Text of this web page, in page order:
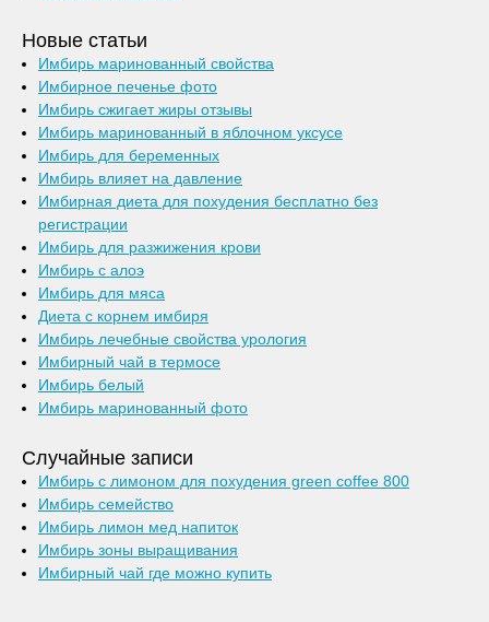
Новые статьи
Имбирь маринованный свойства
Имбирное печенье фото
Имбирь сжигает жиры отзывы
Имбирь маринованный в яблочном уксусе
Имбирь для беременных
Имбирь влияет на давление
Имбирная диета для похудения бесплатно без
регистрации
Имбирь для разжижения крови
Имбирь с алоэ
Имбирь для мяса
Диета с корнем имбиря
Имбирь лечебные свойства урология
Имбирный чай в термосе
Имбирь белый
Имбирь маринованный фото
Случайные записи
Имбирь с лимоном для похудения green coffee 800
Имбирь семейство
Имбирь лимон мед напиток
Имбирь зоны выращивания
Имбирный чай где можно купить